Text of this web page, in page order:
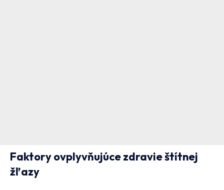
Faktory ovplyvňujúce zdravie štítnej
žľazy